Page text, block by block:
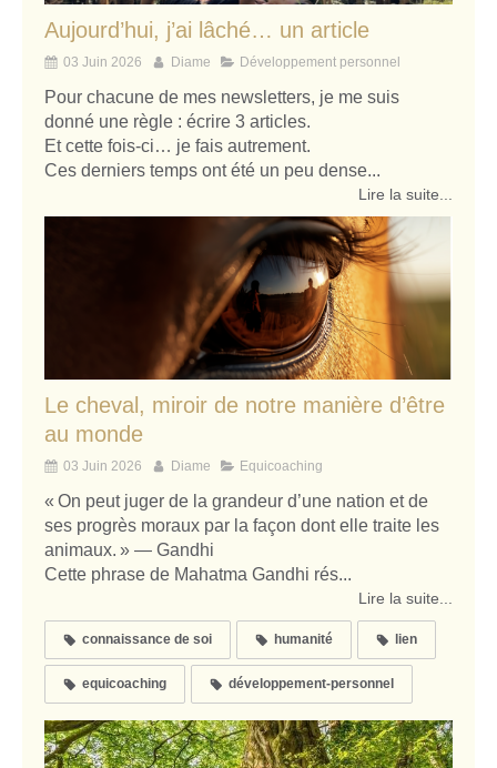
Aujourd’hui, j’ai lâché… un article
03 Juin 2026 Diame Développement personnel
Pour chacune de mes newsletters, je me suis
donné une règle : écrire 3 articles.
Et cette fois-ci… je fais autrement.
Ces derniers temps ont été un peu dense...
Lire la suite...
Le cheval, miroir de notre manière d’être
au monde
03 Juin 2026 Diame Equicoaching
« On peut juger de la grandeur d’une nation et de
ses progrès moraux par la façon dont elle traite les
animaux. » — Gandhi
Cette phrase de Mahatma Gandhi rés...
Lire la suite...
connaissance de soi humanité lien
equicoaching développement-personnel